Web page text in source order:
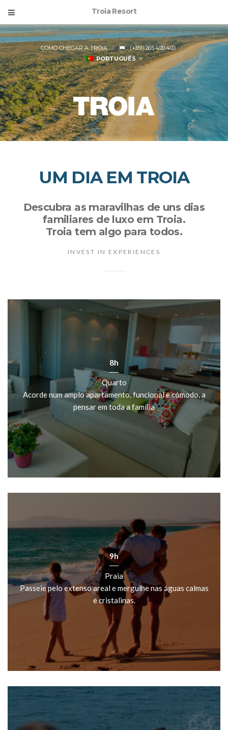
Troia Resort
COMO CHEGAR A TROIA
(+351) 265 499 400
PORTUGUÊS
UM DIA EM TROIA
Descubra as maravilhas de uns dias
familiares de luxo em Troia.
Troia tem algo para todos.
INVEST IN EXPERIENCES
8h
Quarto
Acorde num amplo apartamento, funcional e cómodo, a
pensar em toda a família
9h
Praia
Passeie pelo extenso areal e mergulhe nas águas calmas
e cristalinas.